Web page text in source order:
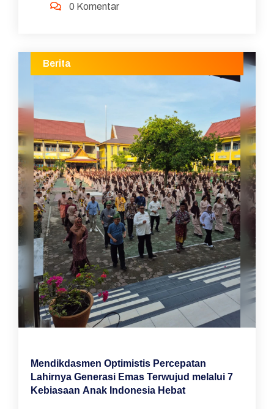
Gedung A, Kantor Ke...
0 Komentar
Berita
Mendikdasmen Optimistis Percepatan
Lahirnya Generasi Emas Terwujud melalui 7
Kebiasaan Anak Indonesia Hebat